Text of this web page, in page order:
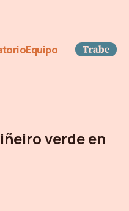
Equipo
verde en